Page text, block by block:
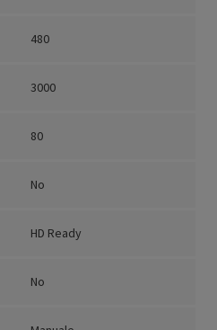
480
3000
80
No
HD Ready
No